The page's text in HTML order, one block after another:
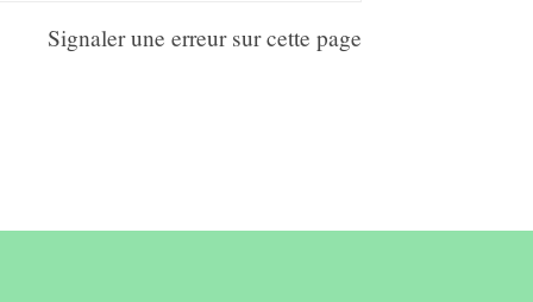
Signaler une erreur sur cette page